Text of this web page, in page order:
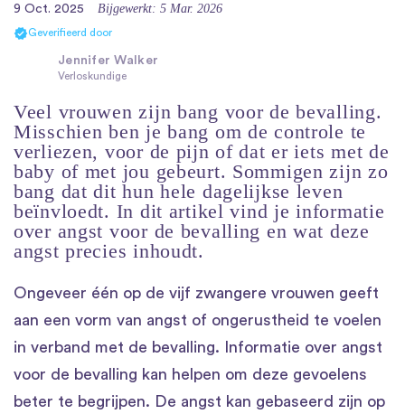
9 Oct. 2025 Bijgewerkt: 5 Mar. 2026
Geverifieerd door
Jennifer Walker
Verloskundige
Veel vrouwen zijn bang voor de bevalling.
Misschien ben je bang om de controle te
verliezen, voor de pijn of dat er iets met de
baby of met jou gebeurt. Sommigen zijn zo
bang dat dit hun hele dagelijkse leven
beïnvloedt. In dit artikel vind je informatie
over angst voor de bevalling en wat deze
angst precies inhoudt.
Ongeveer één op de vijf zwangere vrouwen geeft
aan een vorm van angst of ongerustheid te voelen
in verband met de bevalling. Informatie over angst
voor de bevalling kan helpen om deze gevoelens
beter te begrijpen. De angst kan gebaseerd zijn op